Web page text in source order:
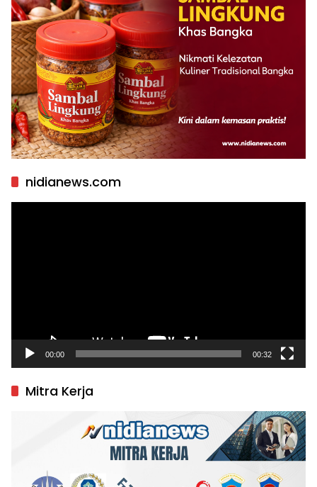
nidianews.com
00:00 00:32
Mitra Kerja